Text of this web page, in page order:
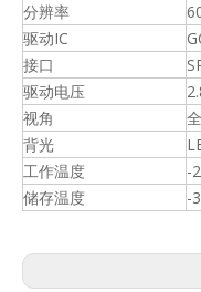
分辨率
驱动IC
接口
驱动电压
视角
背光
工作温度
-
储存温度
-